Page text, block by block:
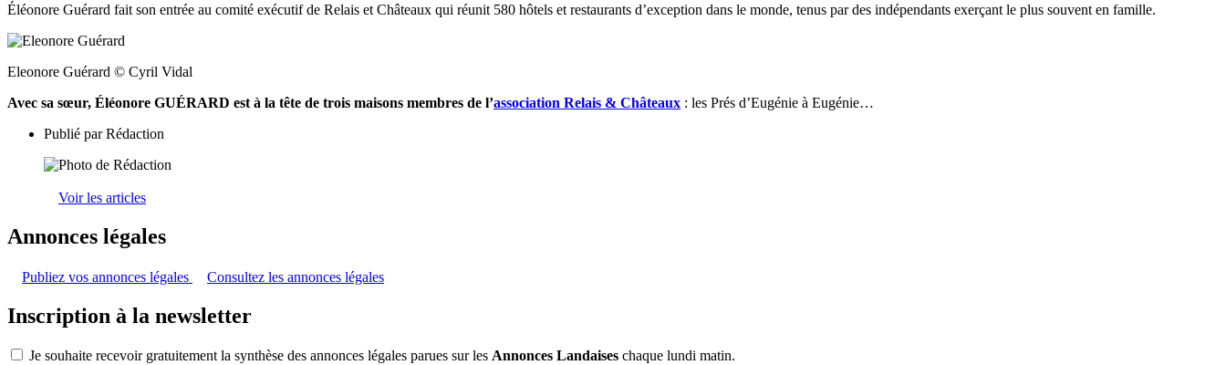
Éléonore Guérard fait son entrée au comité exécutif de Relais et Châteaux qui réunit 580 hôtels et restaurants d’exception dans le monde, tenus par des indépendants exerçant le plus souvent en famille.
Eleonore Guérard © Cyril Vidal
Avec sa sœur, Éléonore GUÉRARD est à la tête de trois maisons membres de l’association Relais & Châteaux : les Prés d’Eugénie à Eugénie…
Publié parRédaction
Voir les articles
Annonces légales
Publiez vos annonces légales Consultez les annonces légales
Inscription à la newsletter
Je souhaite recevoir gratuitement la synthèse des annonces légales parues sur les Annonces Landaises chaque lundi matin.